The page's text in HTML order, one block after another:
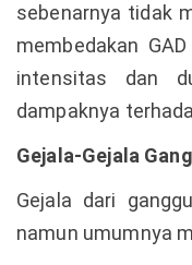
sebenarnya tidak
membedakan
intensitas dan
dampaknya
Gejala-Gejala
Gejala dari
namun umumnya